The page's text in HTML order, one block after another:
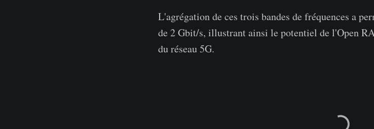
L'agrégation de ces trois bandes de fréquences a
de 2 Gbit/s, illustrant ainsi le potentiel de l'Open
du réseau 5G.